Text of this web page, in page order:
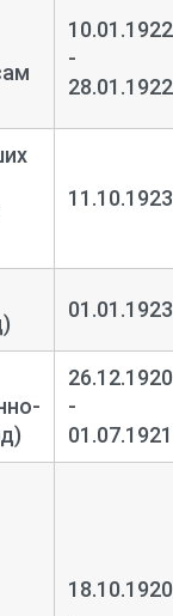
10.01.1922
-
28.01.1922
11.10.1923
01.01.1923
26.12.1920
-
01.07.1921
18.10.1920